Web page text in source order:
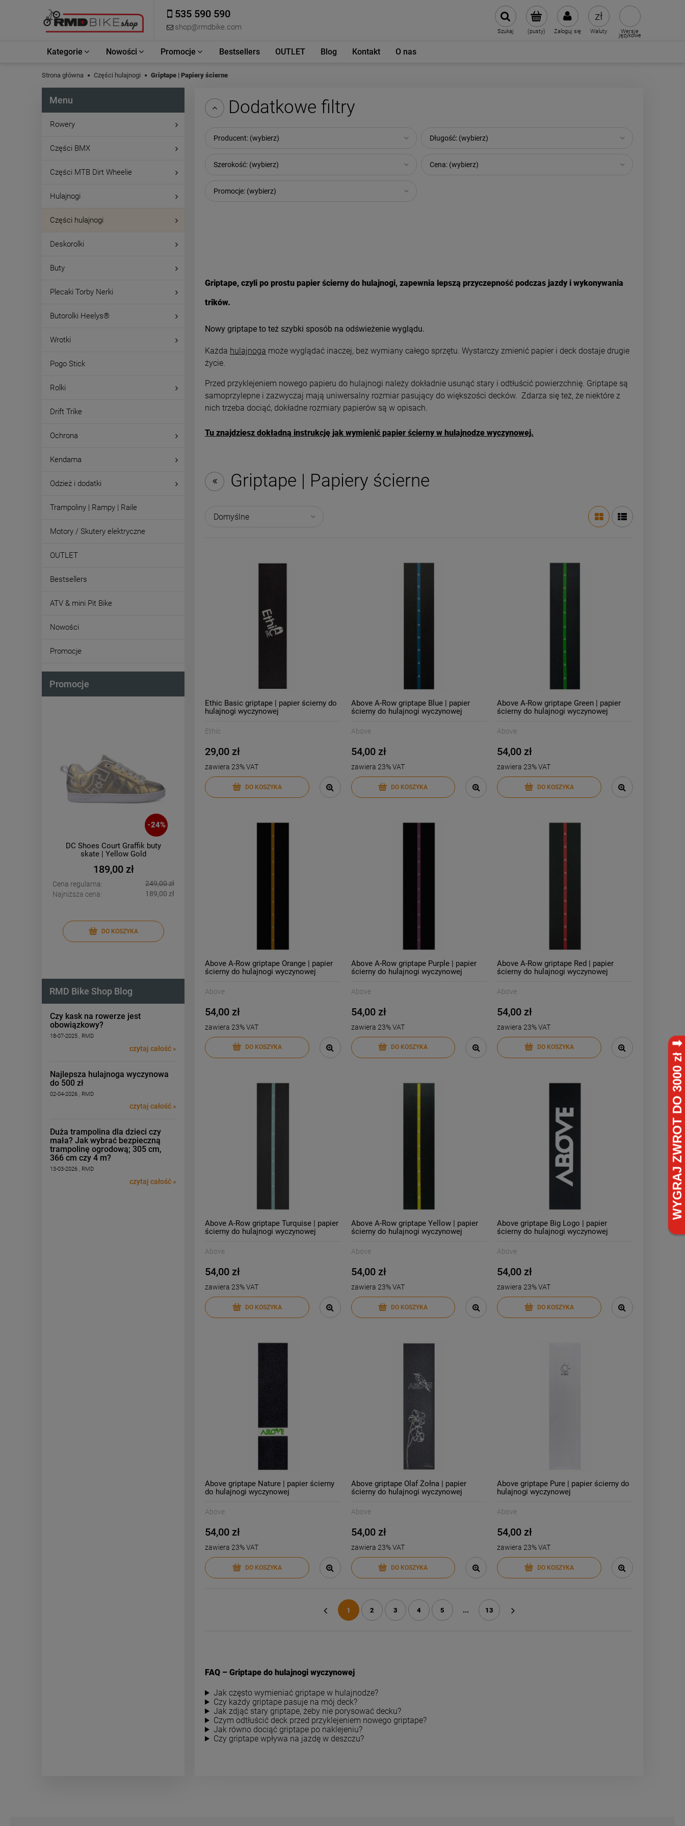
535 590 590
shop@rmdbike.com (pusty) Zaloguj się
Szukaj Waluty Wersje
językowe
Kategorie Nowości Promocje Bestsellers OUTLET Blog Kontakt O nas
Strona główna Części hulajnogi Griptape | Papiery ścierne
Menu
Rowery
Części BMX
Części MTB Dirt Wheelie
Hulajnogi
Części hulajnogi
Deskorolki
Buty
Plecaki Torby Nerki
Butorolki Heelys®
Wrotki
Pogo Stick
Rolki
Drift Trike
Ochrona
Kendama
Odzież i dodatki
Trampoliny | Rampy | Raile
Motory / Skutery elektryczne
OUTLET
Bestsellers
ATV & mini Pit Bike
Nowości
Promocje
Promocje
-14%
Heelys Pro Minecraft
butorolki | Black Blue
309,00 zł
Cena regularna:
359,00 zł
Najniższa cena:
309,00 zł
DO KOSZYKA
Rower BMX Mafiabikes
-
Vans Skate All Day plecak
-29
Heelys X2 Rezerve Low
RMD Bike Shop Blog
Czy kask na rowerze jest
obowiązkowy?
18-07-2025 , RMD
czytaj całość »
Najlepsza hulajnoga wyczynowa
do 500 zł
02-04-2026 , RMD
czytaj całość »
Duża trampolina dla dzieci czy
mała? Jak wybrać bezpieczną
trampolinę ogrodową; 305 cm,
366 cm czy 4 m?
13-03-2026 , RMD
czytaj całość »
Dodatkowe filtry
Producent: (wybierz) Długość: (wybierz)
Szerokość: (wybierz) Cena: (wybierz)
Promocje: (wybierz)
Griptape, czyli po prostu papier ścierny do hulajnogi, zapewnia lepszą przyczepność podczas jazdy i wykonywania
trików.
Nowy griptape to też szybki sposób na odświeżenie wyglądu.
Każda hulajnoga może wyglądać inaczej, bez wymiany całego sprzętu. Wystarczy zmienić papier i deck dostaje drugie
życie.
Przed przyklejeniem nowego papieru do hulajnogi należy dokładnie usunąć stary i odtłuścić powierzchnię. Griptape są
samoprzylepne i zazwyczaj mają uniwersalny rozmiar pasujący do większości decków. Zdarza się też, że niektóre z
nich trzeba dociąć, dokładne rozmiary papierów są w opisach.
Tu znajdziesz dokładną instrukcję jak wymienić papier ścierny w hulajnodze wyczynowej.
Griptape | Papiery ścierne
Ethic Basic griptape | papier ścierny do
hulajnogi wyczynowej
Ethic
29,00 zł
zawiera 23% VAT
DO KOSZYKA
Above A-Row griptape Blue | papier
ścierny do hulajnogi wyczynowej
Above
54,00 zł
zawiera 23% VAT
DO KOSZYKA
Above A-Row griptape Green | papier
ścierny do hulajnogi wyczynowej
Above
54,00 zł
zawiera 23% VAT
DO KOSZYKA
Above A-Row griptape Orange | papier
ścierny do hulajnogi wyczynowej
Above
54,00 zł
zawiera 23% VAT
DO KOSZYKA
Above A-Row griptape Purple | papier
ścierny do hulajnogi wyczynowej
Above
54,00 zł
zawiera 23% VAT
DO KOSZYKA
Above A-Row griptape Red | papier
ścierny do hulajnogi wyczynowej
Above
54,00 zł
zawiera 23% VAT
DO KOSZYKA
Above A-Row griptape Turquise | papier
ścierny do hulajnogi wyczynowej
Above
54,00 zł
zawiera 23% VAT
DO KOSZYKA
Above A-Row griptape Yellow | papier
ścierny do hulajnogi wyczynowej
Above
54,00 zł
zawiera 23% VAT
DO KOSZYKA
Above griptape Big Logo | papier
ścierny do hulajnogi wyczynowej
Above
54,00 zł
zawiera 23% VAT
DO KOSZYKA
Above griptape Nature | papier ścierny
do hulajnogi wyczynowej
Above
54,00 zł
zawiera 23% VAT
DO KOSZYKA
Above griptape Olaf Żołna | papier
ścierny do hulajnogi wyczynowej
Above
54,00 zł
zawiera 23% VAT
DO KOSZYKA
Above griptape Pure | papier ścierny do
hulajnogi wyczynowej
Above
54,00 zł
zawiera 23% VAT
DO KOSZYKA
1 2 3 4 5 ... 13
FAQ – Griptape do hulajnogi wyczynowej
Jak często wymieniać griptape w hulajnodze?
Czy każdy griptape pasuje na mój deck?
Jak zdjąć stary griptape, żeby nie porysować decku?
Czym odtłuścić deck przed przyklejeniem nowego griptape?
Jak równo dociąć griptape po naklejeniu?
Czy griptape wpływa na jazdę w deszczu?